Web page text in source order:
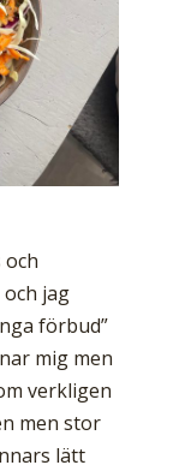
och
jag
förbud”
mig men
verkligen
men stor
lätt